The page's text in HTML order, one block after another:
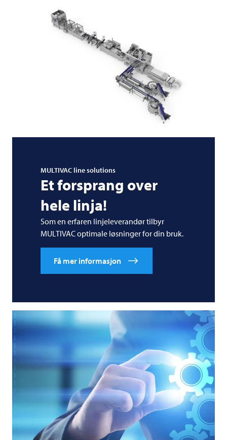
MULTIVAC line solutions
Et forsprang over
hele linja!
Som en erfaren linjeleverandør tilbyr
MULTIVACoptimale løsninger for din bruk.
Få mer informasjon